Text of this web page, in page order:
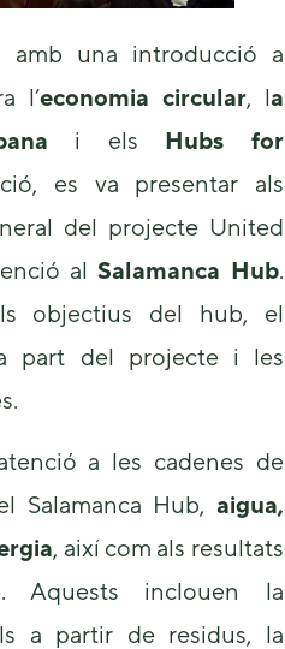
amb una introducció a
l’economia circular, la
i els Hubs for
es va presentar als
del projecte United
alSalamanca Hub.
objectius del hub, el
part del projecte i les
a les cadenes de
Salamanca Hub, aigua,
, així com als resultats
Aquests inclouen la
a partir de residus, la